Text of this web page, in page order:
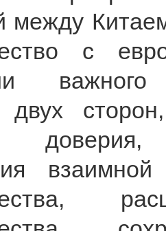
между
с
важного
сторон,
доверия,